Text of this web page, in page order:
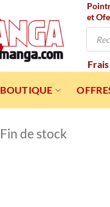
et
BOUTIQUE
Fin de stock